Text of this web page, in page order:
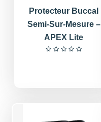
Protecteur Buccal
Semi-Sur-Mesure –
APEX Lite